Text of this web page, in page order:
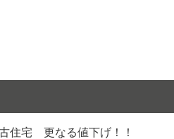
住宅 更なる値下げ！！